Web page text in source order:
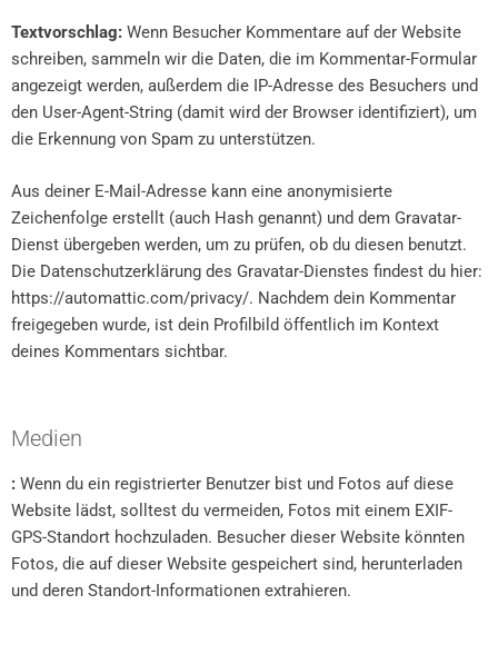
Textvorschlag: Wenn Besucher Kommentare auf der Website
schreiben, sammeln wir die Daten, die im Kommentar-Formular
angezeigt werden, außerdem die IP-Adresse des Besuchers und
den User-Agent-String (damit wird der Browser identifiziert), um
die Erkennung von Spam zu unterstützen.
Aus deiner E-Mail-Adresse kann eine anonymisierte
Zeichenfolge erstellt (auch Hash genannt) und dem Gravatar-
Dienst übergeben werden, um zu prüfen, ob du diesen benutzt.
Die Datenschutzerklärung des Gravatar-Dienstes findest du hier:
https://automattic.com/privacy/. Nachdem dein Kommentar
freigegeben wurde, ist dein Profilbild öffentlich im Kontext
deines Kommentars sichtbar.
Medien
: Wenn du ein registrierter Benutzer bist und Fotos auf diese
Website lädst, solltest du vermeiden, Fotos mit einem EXIF-
GPS-Standort hochzuladen. Besucher dieser Website könnten
Fotos, die auf dieser Website gespeichert sind, herunterladen
und deren Standort-Informationen extrahieren.